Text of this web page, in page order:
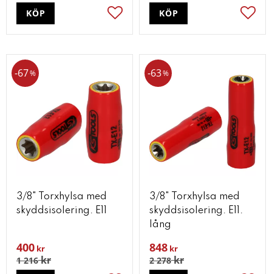
Lägg till i favoriter
KÖP KÖP
3/8" Torxhylsa med
skyddsisolering. E11
400 kr
1 216kr
67%
3/8" Torxhylsa med
skyddsisolering. E11.
lång
848 kr
2 278kr
63%